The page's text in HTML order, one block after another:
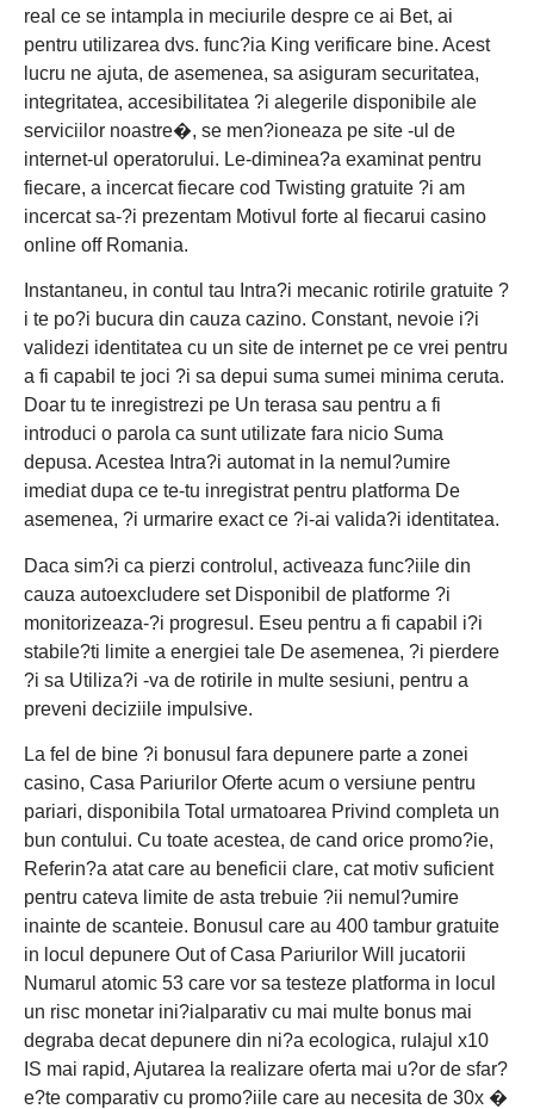
real ce se intampla in meciurile despre ce ai Bet, ai
pentru utilizarea dvs. func?ia King verificare bine. Acest
lucru ne ajuta, de asemenea, sa asiguram securitatea,
integritatea, accesibilitatea ?i alegerile disponibile ale
serviciilor noastre�, se men?ioneaza pe site -ul de
internet-ul operatorului. Le-diminea?a examinat pentru
fiecare, a incercat fiecare cod Twisting gratuite ?i am
incercat sa-?i prezentam Motivul forte al fiecarui casino
online off Romania.
Instantaneu, in contul tau Intra?i mecanic rotirile gratuite ?
i te po?i bucura din cauza cazino. Constant, nevoie i?i
validezi identitatea cu un site de internet pe ce vrei pentru
a fi capabil te joci ?i sa depui suma sumei minima ceruta.
Doar tu te inregistrezi pe Un terasa sau pentru a fi
introduci o parola ca sunt utilizate fara nicio Suma
depusa. Acestea Intra?i automat in la nemul?umire
imediat dupa ce te-tu inregistrat pentru platforma De
asemenea, ?i urmarire exact ce ?i-ai valida?i identitatea.
Daca sim?i ca pierzi controlul, activeaza func?iile din
cauza autoexcludere set Disponibil de platforme ?i
monitorizeaza-?i progresul. Eseu pentru a fi capabil i?i
stabile?ti limite a energiei tale De asemenea, ?i pierdere
?i sa Utiliza?i -va de rotirile in multe sesiuni, pentru a
preveni deciziile impulsive.
La fel de bine ?i bonusul fara depunere parte a zonei
casino, Casa Pariurilor Oferte acum o versiune pentru
pariari, disponibila Total urmatoarea Privind completa un
bun contului. Cu toate acestea, de cand orice promo?ie,
Referin?a atat care au beneficii clare, cat motiv suficient
pentru cateva limite de asta trebuie ?ii nemul?umire
inainte de scanteie. Bonusul care au 400 tambur gratuite
in locul depunere Out of Casa Pariurilor Will jucatorii
Numarul atomic 53 care vor sa testeze platforma in locul
un risc monetar ini?ialparativ cu mai multe bonus mai
degraba decat depunere din ni?a ecologica, rulajul x10
IS mai rapid, Ajutarea la realizare oferta mai u?or de sfar?
e?te comparativ cu promo?iile care au necesita de 30x �